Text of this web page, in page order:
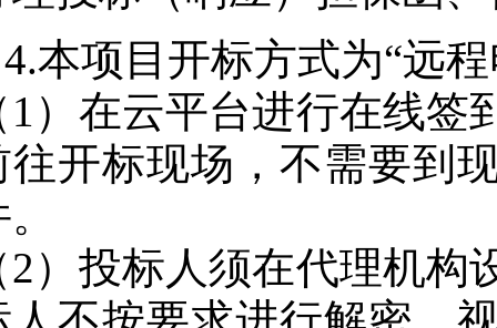
4.本项目开标方式为“远
1）在云平台进行在线签
往开标现场，不需要到
2）投标人须在代理机构